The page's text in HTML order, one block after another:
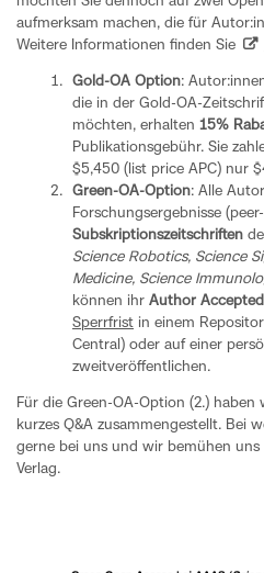
aufmerksam machen, die für
Weitere Informationen finden Sie
Gold-OA Option:
die in der Gold-OA-
möchten, erhalten 15%
Publikationsgebühr. Sie
$5,450 (list price APC) nur
Green-OA-Option: Alle
Forschungsergebnisse
Subskriptionszeitschriften
Science Robotics, Science
Medicine, Science
können ihr Author
Sperrfrist in einem
Central) oder auf einer
zweitveröffentlichen.
Für die Green-OA-Option (2.) haben
kurzes Q&A zusammengestellt. Bei
gerne bei uns und wir bemühen
Verlag.